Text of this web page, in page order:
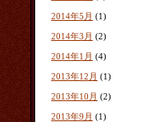
2014年5月 (1)
2014年3月 (2)
2014年1月 (4)
2013年12月 (1)
2013年10月 (2)
2013年9月 (1)